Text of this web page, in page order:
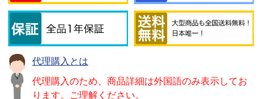
代理購入とは
代理購入のため、商品詳細は外国語のみ表示してお
ります。ご理解ください。